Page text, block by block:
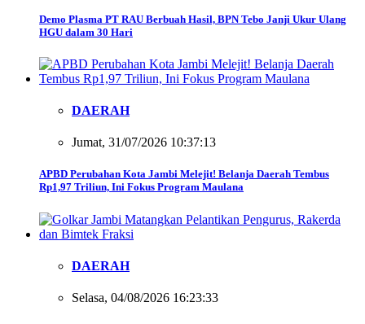
Demo Plasma PT RAU Berbuah Hasil, BPN Tebo Janji Ukur Ulang
HGU dalam 30 Hari
DAERAH
Jumat, 31/07/2026 10:37:13
APBD Perubahan Kota Jambi Melejit! Belanja Daerah Tembus
Rp1,97 Triliun, Ini Fokus Program Maulana
DAERAH
Selasa, 04/08/2026 16:23:33